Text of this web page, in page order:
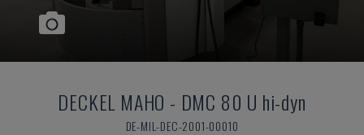
DECKEL MAHO - DMC 80 U hi-dyn
DE-MIL-DEC-2001-00010